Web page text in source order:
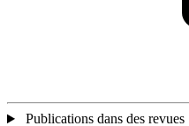
Publications dans des revues